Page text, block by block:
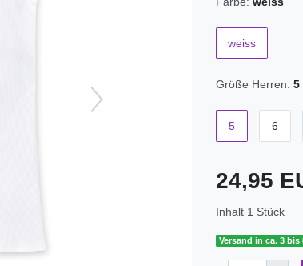
weiss
Größe Herren: 5
5 6
24,95
Inhalt 1 Stück
Versand in ca. 3 bis